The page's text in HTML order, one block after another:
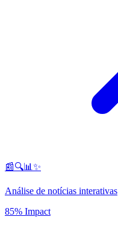
📰🔍📊✨
Análise de notícias interativas
85% Impact